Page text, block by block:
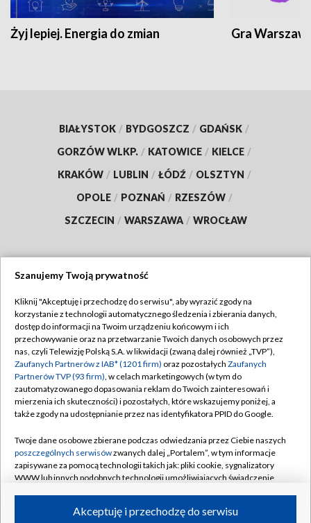
Żyj lepiej. Energia do zmian Gra
BIAŁYSTOK / BYDGOSZCZ / GDAŃSK /
GORZÓW WLKP. / KATOWICE / KIELCE /
KRAKÓW / LUBLIN / ŁÓDŹ / OLSZTYN /
OPOLE / POZNAŃ / RZESZÓW /
SZCZECIN / WARSZAWA / WROCŁAW
TVP
Abonament TVP
Emisja w TVP
Centrum informacji TVP
Naziemna Telewizja Cyfrowa
Rada Programowa
System NOS
Informacje o nadawcy
Program dla prasy
Regulamin TVP
Polityka prywatności
Moje zgody
Pomoc
Kontakt
Kanały
Szanujemy Twoją prywatność
Kliknij "Akceptuję i przechodzę do serwisu", aby wyrazić zgody na
korzystanie z technologii automatycznego śledzenia i zbierania danych,
dostęp do informacji na Twoim urządzeniu końcowym i ich
przechowywanie oraz na przetwarzanie Twoich danych osobowych przez
nas, czyli Telewizję Polską S.A. w likwidacji (zwaną dalej również „TVP”),
Zaufanych Partnerów z IAB* (1201 firm) oraz pozostałych Zaufanych
Partnerów TVP (93 firm), w celach marketingowych (w tym do
zautomatyzowanego dopasowania reklam do Twoich zainteresowań i
mierzenia ich skuteczności) i pozostałych, które wskazujemy poniżej, a
także zgody na udostępnianie przez nas identyfikatora PPID do Google.
Twoje dane osobowe zbierane podczas odwiedzania przez Ciebie naszych
poszczególnych serwisówzwanych dalej „Portalem”, w tym informacje
zapisywane za pomocą technologii takich jak: pliki cookie, sygnalizatory
WWW lub innych podobnych technologii umożliwiających świadczenie
ruchu w Internecie.Akceptuję i przechodzę do serwisu